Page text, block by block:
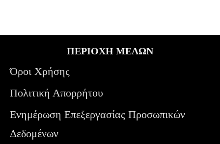
ΠΕΡΙΟΧΗ ΜΕΛΩΝ
Όροι Χρήσης
Πολιτική Απορρήτου
Ενημέρωση Επεξεργασίας Προσωπικών
Δεδομένων